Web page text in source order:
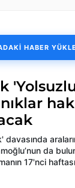
HABER
davasında
da
17'nci